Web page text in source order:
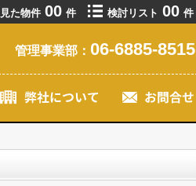
た物件 00 件 検討リスト 00 件
管理事業部： 06-6885-8515